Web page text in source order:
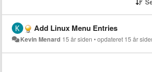
Add Linux Menu Entries
Kevin Menard 15 år siden •opdateret 15 år